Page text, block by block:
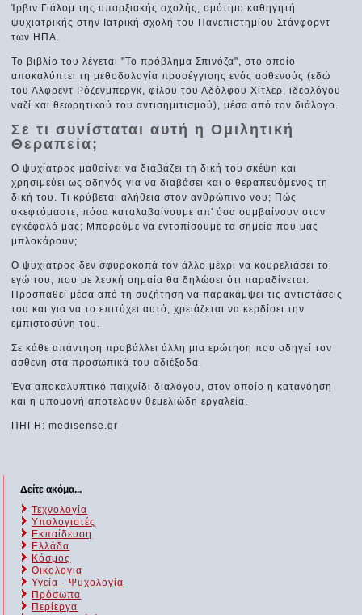
Ίρβιν Γιάλομ της υπαρξιακής σχολής, ομότιμο καθηγητή
ψυχιατρικής στην Ιατρική σχολή του Πανεπιστημίου Στάνφορντ
των ΗΠΑ.
Το βιβλίο του λέγεται "Το πρόβλημα Σπινόζα", στο οποίο
αποκαλύπτει τη μεθοδολογία προσέγγισης ενός ασθενούς (εδώ
του Άλφρεντ Ρόζενμπεργκ, φίλου του Αδόλφου Χίτλερ, ιδεολόγου
ναζί και θεωρητικού του αντισημιτισμού), μέσα από τον διάλογο.
Σε τι συνίσταται αυτή η Ομιλητική
Θεραπεία;
Ο ψυχίατρος μαθαίνει να διαβάζει τη δική του σκέψη και
χρησιμεύει ως οδηγός για να διαβάσει και ο θεραπευόμενος τη
δική του. Τι κρύβεται αλήθεια στον ανθρώπινο νου; Πώς
σκεφτόμαστε, πόσα καταλαβαίνουμε απ' όσα συμβαίνουν στον
εγκέφαλό μας; Μπορούμε να εντοπίσουμε τα σημεία που μας
μπλοκάρουν;
Ο ψυχίατρος δεν σφυροκοπά τον άλλο μέχρι να κουρελιάσει το
εγώ του, που με λευκή σημαία θα δηλώσει ότι παραδίνεται.
Προσπαθεί μέσα από τη συζήτηση να παρακάμψει τις αντιστάσεις
του και για να το επιτύχει αυτό, χρειάζεται να κερδίσει την
εμπιστοσύνη του.
Σε κάθε απάντηση προβάλλει άλλη μια ερώτηση που οδηγεί τον
ασθενή στα προσωπικά του αδιέξοδα.
Ένα αποκαλυπτικό παιχνίδι διαλόγου, στον οποίο η κατανόηση
και η υπομονή αποτελούν θεμελιώδη εργαλεία.
ΠΗΓΗ: medisense.gr
Δείτε ακόμα...
Τεχνολογία
Υπολογιστές
Εκπαίδευση
Ελλάδα
Κόσμος
Οικολογία
Υγεία - Ψυχολογία
Πρόσωπα
Περίεργα